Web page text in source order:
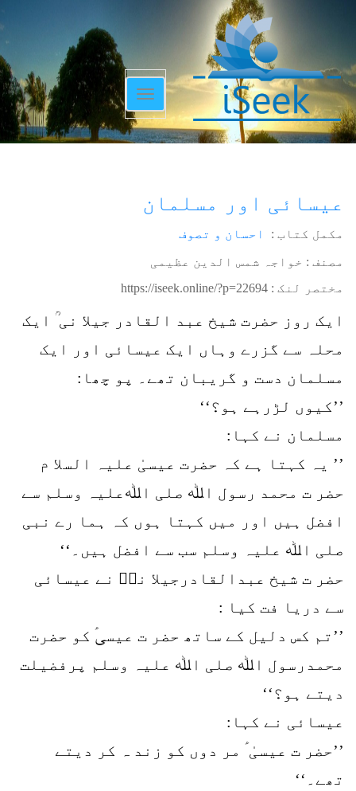
Toggle
navigation
عیسائی اور مسلمان
مکمل کتاب : احسان و تصوف
مصنف : خواجہ شمس الدین عظیمی
مختصر لنک : https://iseek.online/?p=22694
ایک روز حضرت شیخ عبد القادر جیلا نی ؒ ایک
محلہ سے گزرے وہاں ایک عیسائی اور ایک
مسلمان دست و گریبان تھے۔ پو چھا:
’’کیوں لڑرہے ہو؟‘‘
مسلمان نے کہا:
’’ یہ کہتا ہے کہ حضرت عیسیٰ علیہ السلا م
حضر ت محمد رسول اﷲ صلی اﷲعلیہ وسلم سے
افضل ہیں اور میں کہتا ہوں کہ ہما رے نبی
صلی اﷲ علیہ وسلم سب سے افضل ہیں۔‘‘
حضر ت شیخ عبدالقادرجیلا نیؒ نے عیسائی
سے دریا فت کیا :
’’تم کس دلیل کے ساتھ حضر ت عیسیؑ کو حضرت
محمدرسول اﷲ صلی اﷲ علیہ وسلم پرفضیلت
دیتے ہو؟‘‘
عیسائی نے کہا:
’’حضر ت عیسیٰ ؑ مر دوں کو زند ہ کر دیتے
تھے۔‘‘